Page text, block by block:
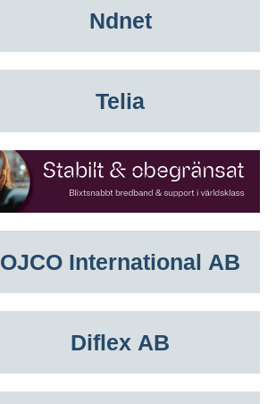
Ndnet
Telia
OJCO International AB
Diflex AB